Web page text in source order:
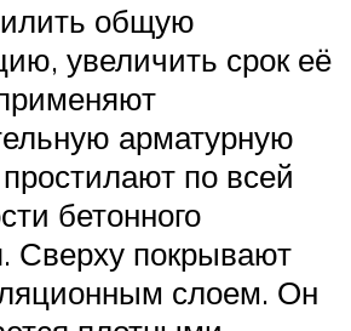
общую
увеличить срок её
арматурную
по всей
бетонного
Сверху покрывают
слоем. Он